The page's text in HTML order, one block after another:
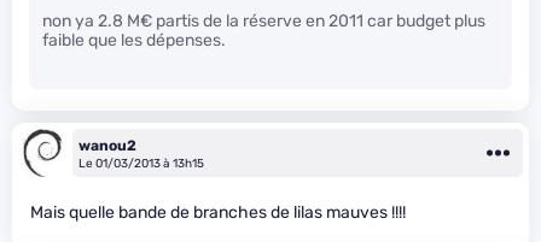
non ya 2.8 M€ partis de la réserve en 2011 car budget plus
faible que les dépenses.
wanou2
Le 01/03/2013 à 13h15
Mais quelle bande de branches de lilas mauves !!!!